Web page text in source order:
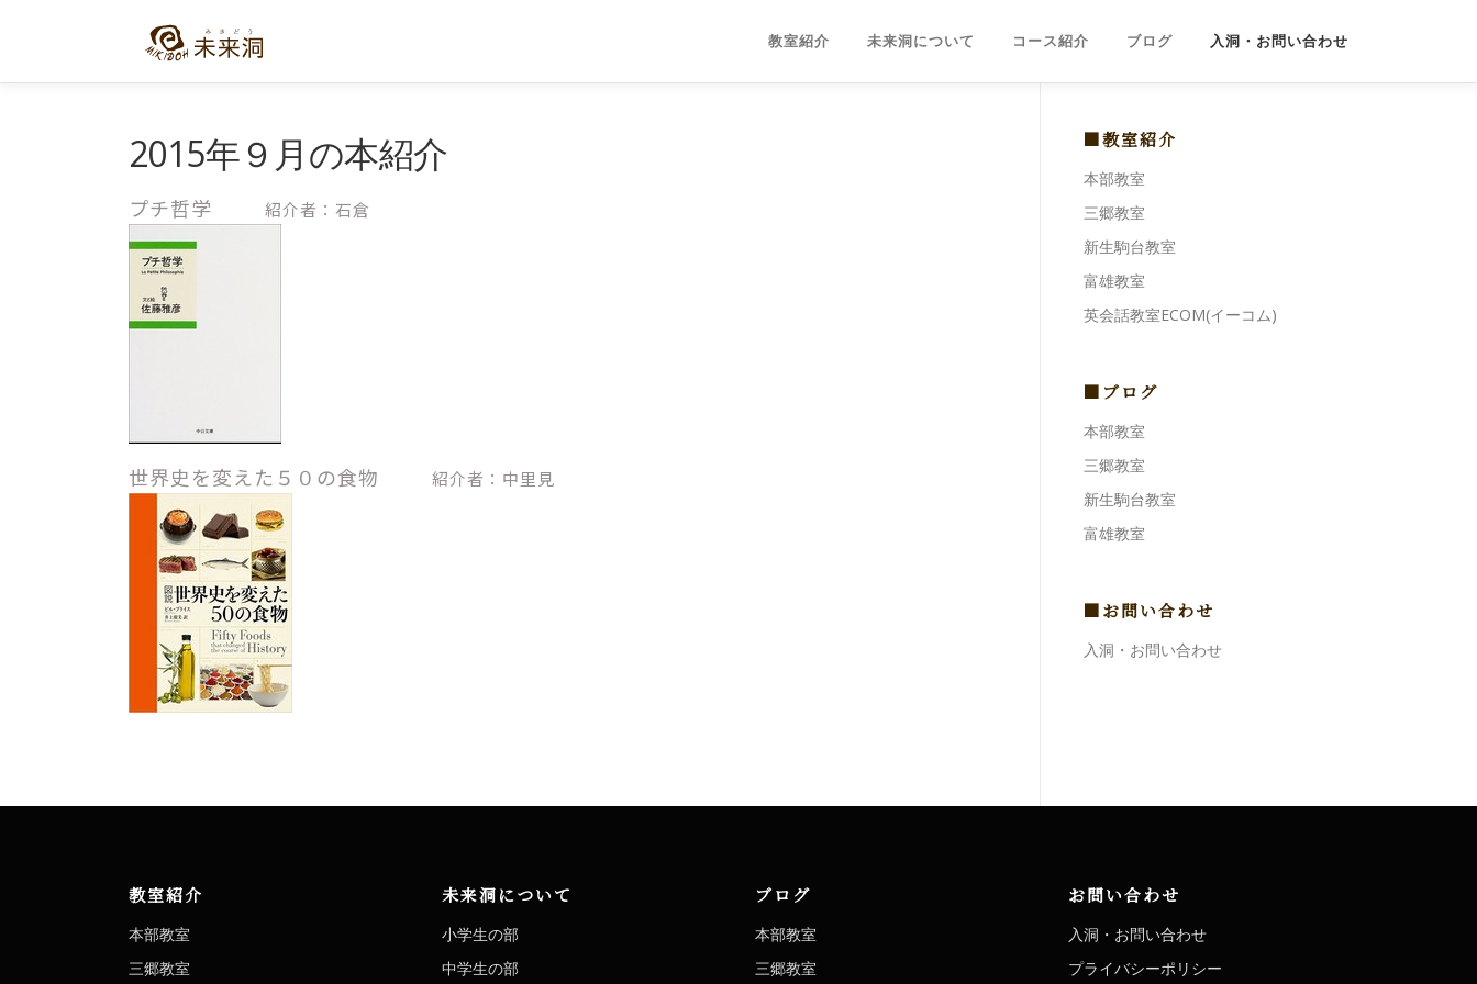
ン
教室紹介 未来洞について コース紹介 ブログ 入洞・お問い合わせ
2015年９月の本紹介
プチ哲学 紹介者：石倉
世界史を変えた５０の食物 紹介者：中里見
■教室紹介
本部教室
三郷教室
新生駒台教室
富雄教室
英会話教室ECOM(イーコム)
■ブログ
本部教室
三郷教室
新生駒台教室
富雄教室
■お問い合わせ
入洞・お問い合わせ
教室紹介
本部教室
三郷教室
未来洞について
小学生の部
中学生の部
ブログ
本部教室
三郷教室
お問い合わせ
入洞・お問い合わせ
プライバシーポリシー